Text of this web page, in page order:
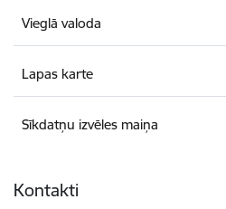
Vieglā valoda
Lapas karte
Sīkdatņu izvēles maiņa
Kontakti